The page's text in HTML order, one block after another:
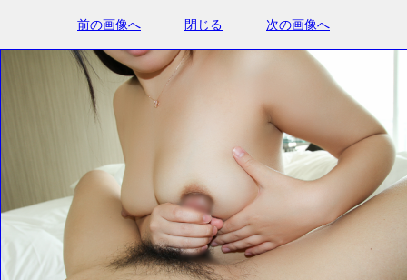
前の画像へ 閉じる 次の画像へ